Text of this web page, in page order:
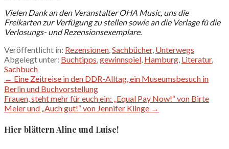
Vielen Dank an den Veranstalter OHA Music, uns die
Freikarten zur Verfügung zu stellen sowie an die Verlage fü die
Verlosungs- und Rezensionsexemplare.
Veröffentlicht in: Rezensionen Sachbücher, Unterwegs
Abgelegt unter: Buchtipps gewinnspiel Hamburg Literatur,
Sachbuch
Beitragsnavigation
← Eine Zeitreise in den DDR-Alltag, ein Museumsbesuch in
Berlin und Buchvorstellung
Frauen, steht mehr für euch ein: „Equal Pay Now!“ von Birte
Meier und „Auch gut!“ von Jennifer Klinge →
Hier blättern Aline und Luise!